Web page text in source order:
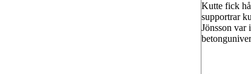
Kutte fick
supportrar
Jönsson var